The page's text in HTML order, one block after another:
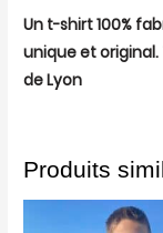
Un t-shirt 100%
unique et
de Lyon
Produits